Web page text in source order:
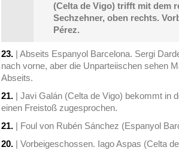
(Celta de Vigo) trifft mit dem
Sechzehner, oben rechts.
Pérez.
23. | Abseits Espanyol Barcelona. Sergi
nach vorne, aber die Unparteiischen sehen
Abseits.
21. | Javi Galán (Celta de Vigo) bekommt in
einen Freistoß zugesprochen.
21. | Foul von Rubén Sánchez (Espanyol
20. | Vorbeigeschossen. Iago Aspas (Celta